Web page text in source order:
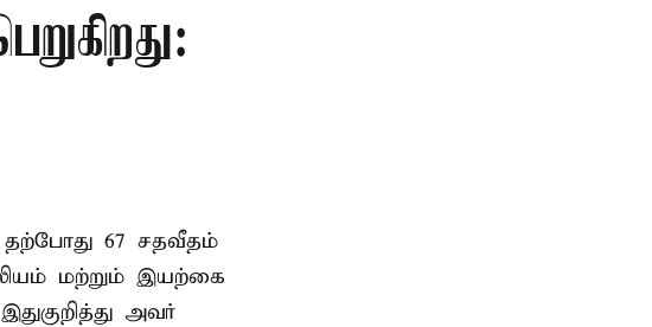
தற்போது 67 சதவீதம்
மற்றும் இயற்கை
அவர்